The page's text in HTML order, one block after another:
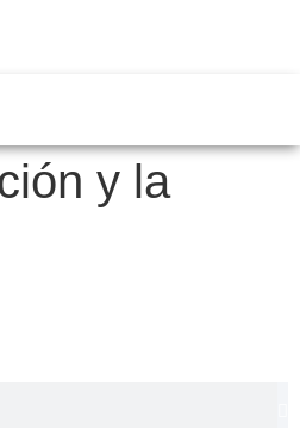
y la